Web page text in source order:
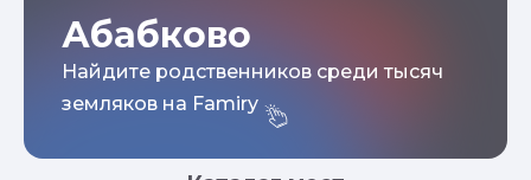
Абабково
Найдите родственников среди тысяч
земляков на Famiry